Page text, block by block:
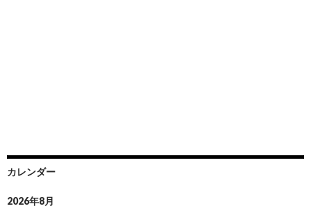
カレンダー
2026年8月